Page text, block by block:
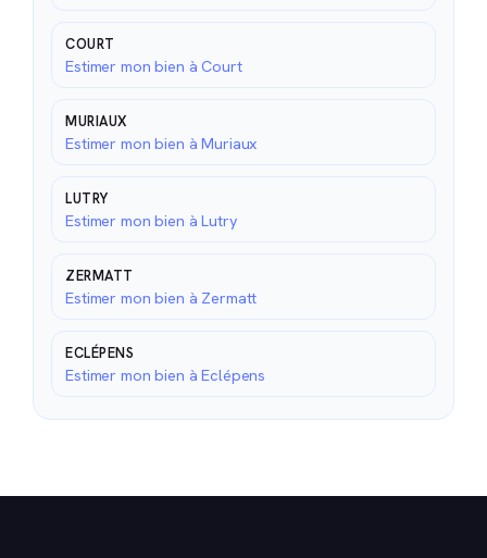
COURT
Estimer mon bien à Court
MURIAUX
Estimer mon bien à Muriaux
LUTRY
Estimer mon bien à Lutry
ZERMATT
Estimer mon bien à Zermatt
ECLÉPENS
Estimer mon bien à Eclépens